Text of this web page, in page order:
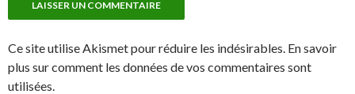
Ce site utilise Akismet pour réduire les indésirables. En savoir
plus sur comment les données de vos commentaires sont
utilisées.